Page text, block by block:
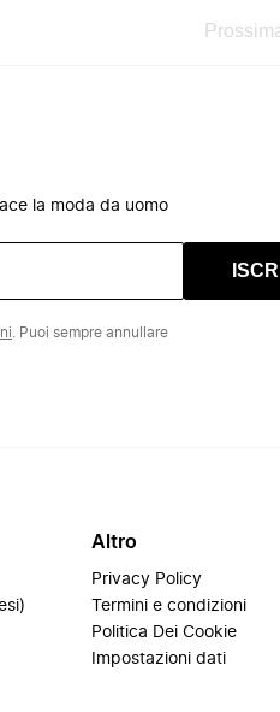
la moda da uomo
. Puoi sempre annullare
Altro
Privacy Policy
Termini e condizioni
Politica Dei Cookie
Impostazioni dati